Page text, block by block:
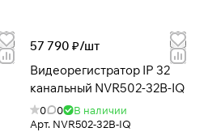
57 790 ₽/шт
Видеорегистратор IP 32
канальный NVR502-32B-IQ
0 0
В наличии
Арт. NVR502-32B-IQ